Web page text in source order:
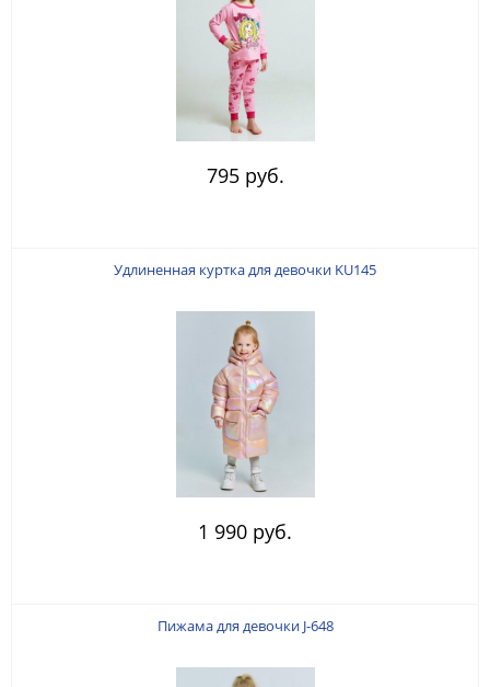
795 руб.
Удлиненная куртка для девочки KU145
1 990 руб.
Пижама для девочки J-648